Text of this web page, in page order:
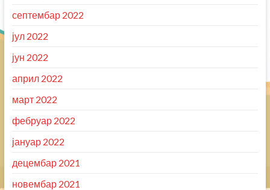
септембар 2022
јул 2022
јун 2022
април 2022
март 2022
фебруар 2022
јануар 2022
децембар 2021
новембар 2021